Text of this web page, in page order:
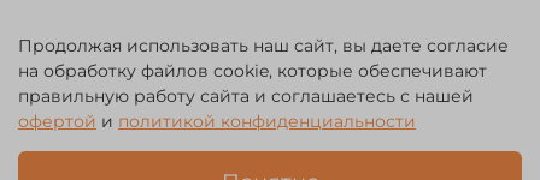
Корзина
©️ 2014 - 2024 Forest River. Рыболовный интернет-магазин.
зн. № 756494
Продолжая использовать наш сайт, вы даете согласие
на обработку файлов cookie, которые обеспечивают
правильную работу сайта и соглашаетесь с нашей
офертой и политикой конфиденциальности